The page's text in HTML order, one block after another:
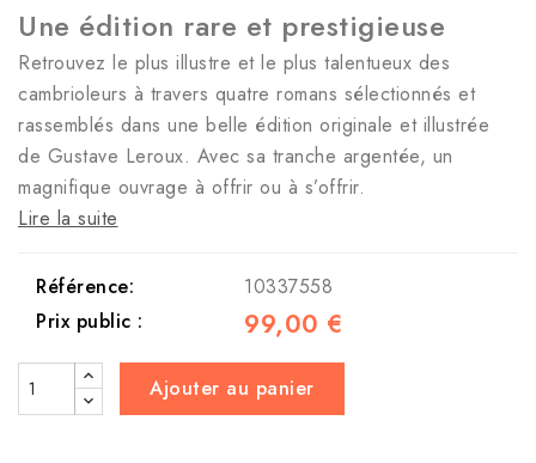
Une édition rare et prestigieuse
Retrouvez le plus illustre et le plus talentueux des
cambrioleurs à travers quatre romans sélectionnés et
rassemblés dans une belle édition originale et illustrée
de Gustave Leroux. Avec sa tranche argentée, un
magnifique ouvrage à offrir ou à s’offrir.
Lire la suite
Référence:
10337558
Prix public :
99,00 €
Ajouter au panier